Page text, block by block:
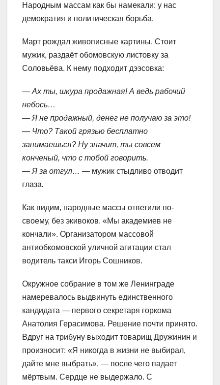
Народным массам как бы намекали: у нас
демократия и политическая борьба.
Март рождал живописные картины. Стоит
мужик, раздаёт обомовскую листовку за
Соловьёва. К нему подходит дээсовка:
— Ах ты, шкура продажная! А ведь рабочий
небось…
— Я не продажный, денег не получаю за это!
— Что? Такой грязью бесплатно
занимаешься? Ну значит, ты совсем
конченый, что с тобой говорить.
— Я за отгул… — мужик стыдливо отводит
глаза.
Как видим, народные массы ответили по-
своему, без экивоков. «Мы академиев не
кончали». Организатором массовой
антиобкомовской уличной агитации стал
водитель такси Игорь Сошников.
Окружное собрание в том же Ленинграде
намеревалось выдвинуть единственного
кандидата — первого секретаря горкома
Анатолия Герасимова. Решение почти принято.
Вдруг на трибуну выходит товарищ Дружинин и
произносит: «Я никогда в жизни не выбирал,
дайте мне выбрать», — после чего падает
мёртвым. Сердце не выдержало. С